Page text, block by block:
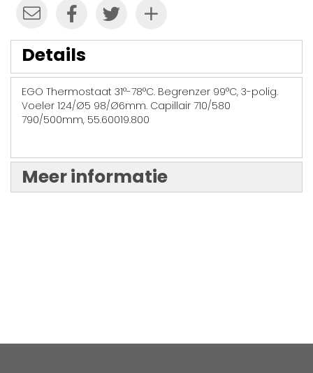
Details
EGO Thermostaat 31°-78°C. Begrenzer 99°C, 3-polig.
Voeler 124/Ø5 98/Ø6mm. Capillair 710/580
790/500mm, 55.60019.800
Meer informatie